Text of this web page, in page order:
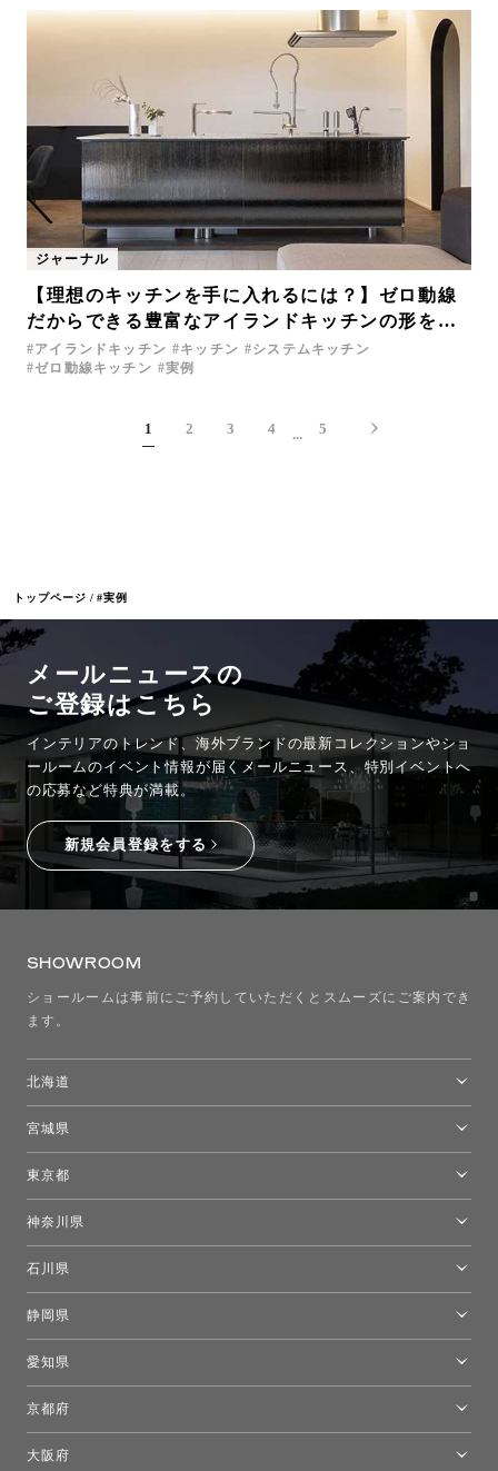
トップページ #実例
ジャーナル
【理想のキッチンを手に入れるには？】ゼロ動線
だからできる豊富なアイランドキッチンの形を施
工事例とともに紹介
アイランドキッチン キッチン
システムキッチン
ゼロ動線キッチン
実例
1 2 3 4 ... 5
メールニュースの
ご登録はこちら
インテリアのトレンド、海外ブランドの最新コレクションやショ
ールームのイベント情報が 届くメールニュース、特別イベントへ
の応募など特典が満載。
新規会員登録をする
SHOWROOM
ショールームは事前にご予約していただくとスムーズにご案内でき
ます。
北海道
宮城県
東京都
モーイ東京
キーブー東京
FLOS｜フロスデザインスペース青山
神奈川県
石川県
静岡県
愛知県
京都府
大阪府